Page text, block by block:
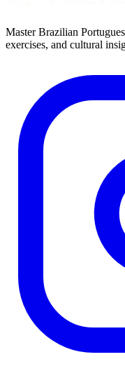
Master Brazilian
exercises, and cultural